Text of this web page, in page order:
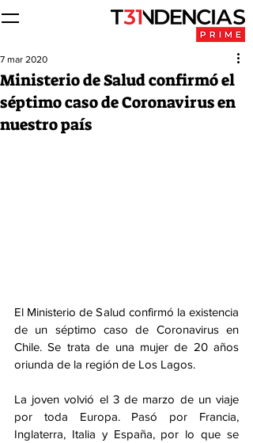
Ministerio de Salud confirmó el
séptimo caso de Coronavirus en
nuestro país
7 mar 2020
El Ministerio de Salud confirmó la existencia
de un séptimo caso de Coronavirus en
Chile. Se trata de una mujer de 20 años
oriunda de la región de Los Lagos.
La joven volvió el 3 de marzo de un viaje
por toda Europa. Pasó por Francia,
Inglaterra, Italia y España, por lo que se